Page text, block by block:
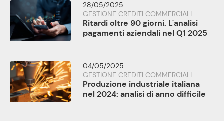
28/05/2025
GESTIONE CREDITI COMMERCIALI
Ritardi oltre 90 giorni. L'analisi
pagamenti aziendali nel Q1 2025
04/05/2025
GESTIONE CREDITI COMMERCIALI
Produzione industriale italiana
nel 2024: analisi di anno difficile